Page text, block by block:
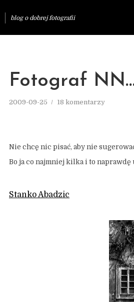
blog o dobrej fotografii
Fotograf
2009-09-25 18 komentarzy
Nie chcę nic pisać, aby nie
Bo ja co najmniej kilka i to
Stanko Abadzic